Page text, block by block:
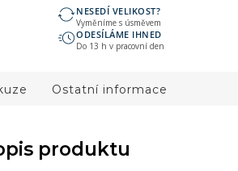
NESEDÍ VELIKOST?
Vyměníme s úsměvem
ODESÍLÁME IHNED
Do 13 h v pracovní den
Ostatní informace
produktu